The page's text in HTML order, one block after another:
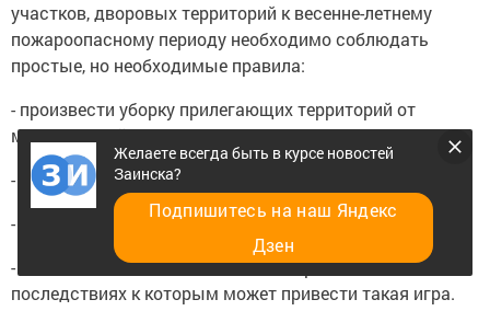
участков, дворовых территорий к весенне-летнему
пожароопасному периоду необходимо соблюдать
простые, но необходимые правила:
- произвести уборку прилегающих территорий от
мусора, сухой листвы и травы;
- своевременно обеспечить вывоз сгораемого мусора;
- отказаться от походов в лес и разведения костров;
- напомнить детям об опасности игр со спичками, о
последствиях к которым может привести такая игра.
Желаете всегда быть в курсе новостей
Заинска?
Подпишитесь на наш Яндекс
Дзен